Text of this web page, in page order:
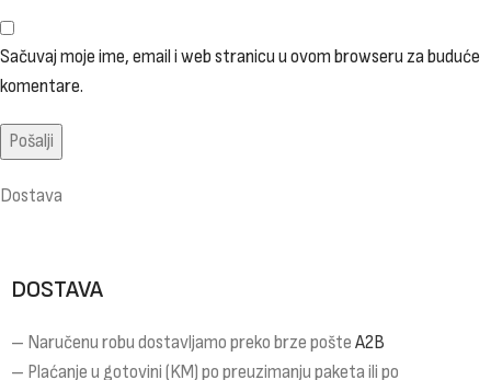
Sačuvaj moje ime, email i web stranicu u ovom browseru za buduće
komentare.
Dostava
DOSTAVA
– Naručenu robu dostavljamo preko brze pošte A2B
– Plaćanje u gotovini (KM) po preuzimanju paketa ili po